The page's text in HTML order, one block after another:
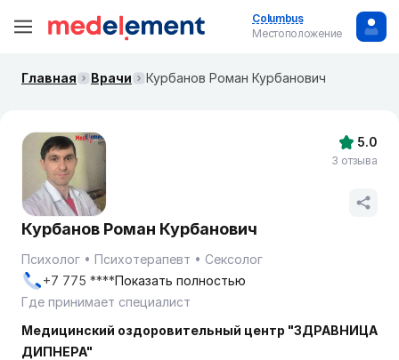
Columbus
Местоположение
Главная Врачи Курбанов Роман Курбанович
Курбанов Роман Курбанович
Психолог Психотерапевт
Сексолог
+7 775 ****Показать полностью
Где принимает специалист
Медицинский оздоровительный центр "ЗДРАВНИЦА
ДИПНЕРА"
5.0
3 отзыва